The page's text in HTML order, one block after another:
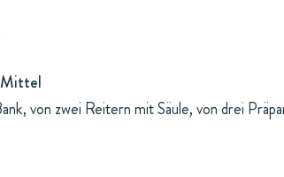
Mittel
von zwei Reitern mit Säule, von drei